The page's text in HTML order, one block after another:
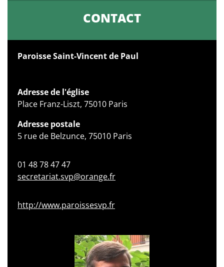
CONTACT
Paroisse Saint-Vincent de Paul
Adresse de l'église
Place Franz-Liszt, 75010 Paris
Adresse postale
5 rue de Belzunce, 75010 Paris
01 48 78 47 47
secretariat.svp@orange.fr
http://www.paroissesvp.fr